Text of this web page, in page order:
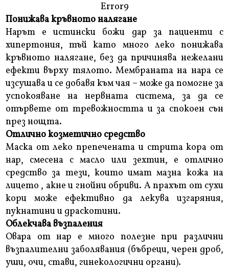
Error9
Понижава кръвното налягане
Нарът е истински божи дар за пациенти с
хипертония, тъй като много леко понижава
кръвното налягане, без да причинява нежелани
ефекти върху тялото. Мембраната на нара се
изсушава и се добавя към чая – може да помогне за
успокояване на нервната система, за да се
отървете от тревожността и за спокоен сън
през нощта.
Отлично козметично средство
Маска от леко препечената и стрита кора от
нар, смесена с масло или зехтин, е отлично
средство за тези, които имат мазна кожа на
лицето , акне и гнойни обриви. А прахът от сухи
кори може ефективно да лекува изгаряния,
пукнатини и драскотини.
Облекчава възпаления
Овара от нар е много полезне при различни
възпалителни заболявания (бъбреци, черен дроб,
уши, очи, стави, гинекологични органи).